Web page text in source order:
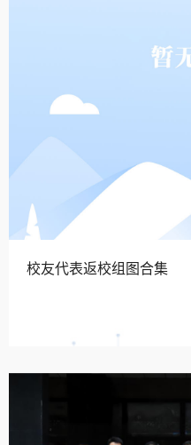
校友代表返校组图合集